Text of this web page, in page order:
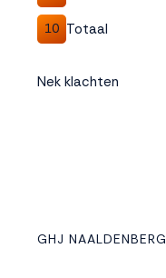
10 Totaal
Nek klachten
GHJ NAALDENBERG